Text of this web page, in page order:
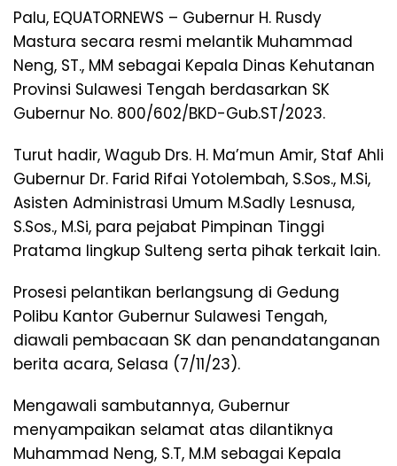
Palu, EQUATORNEWS – Gubernur H. Rusdy
Mastura secara resmi melantik Muhammad
Neng, ST., MM sebagai Kepala Dinas Kehutanan
Provinsi Sulawesi Tengah berdasarkan SK
Gubernur No. 800/602/BKD-Gub.ST/2023.
Turut hadir, Wagub Drs. H. Ma’mun Amir, Staf Ahli
Gubernur Dr. Farid Rifai Yotolembah, S.Sos., M.Si,
Asisten Administrasi Umum M.Sadly Lesnusa,
S.Sos., M.Si, para pejabat Pimpinan Tinggi
Pratama lingkup Sulteng serta pihak terkait lain.
Prosesi pelantikan berlangsung di Gedung
Polibu Kantor Gubernur Sulawesi Tengah,
diawali pembacaan SK dan penandatanganan
berita acara, Selasa (7/11/23).
Mengawali sambutannya, Gubernur
menyampaikan selamat atas dilantiknya
Muhammad Neng, S.T, M.M sebagai Kepala